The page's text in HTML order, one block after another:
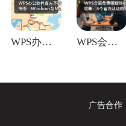
WPS办公软件官方下载指南：Window WPS会员免费领取终极攻略：8个官方认证
广告合作